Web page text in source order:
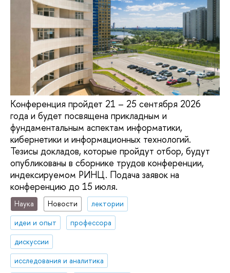
Конференция пройдет 21 – 25 сентября 2026
года и будет посвящена прикладным и
фундаментальным аспектам информатики,
кибернетики и информационных технологий.
Тезисы докладов, которые пройдут отбор, будут
опубликованы в сборнике трудов конференции,
индексируемом РИНЦ. Подача заявок на
конференцию до 15 июля.
Наука Новости
лектории
идеи и опыт
профессора
дискуссии
исследования и аналитика